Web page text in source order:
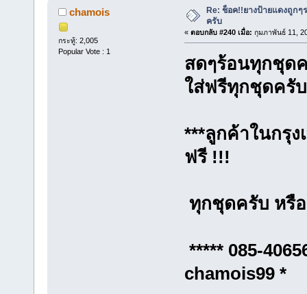
chamois
กระทู้: 2,005
Popular Vote : 1
Re: ช็อค!!ยางป้ายแดงถูกๆ
ครับ
« ตอบกลับ #240 เมื่อ: กุมภาพันธ์ 11,
สดๆร้อนทุกชุ
ใส่ฟรีทุกชุดครับ
***ลูกค้าในกรุ
ฟรี !!!
ทุกชุดครับ หรื
***** 085-
chamois99 *